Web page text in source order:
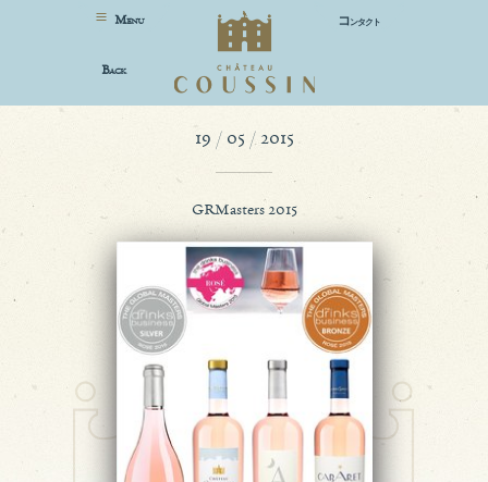
MENU コンタクト
BACK
19 / 05 / 2015
GRMasters 2015